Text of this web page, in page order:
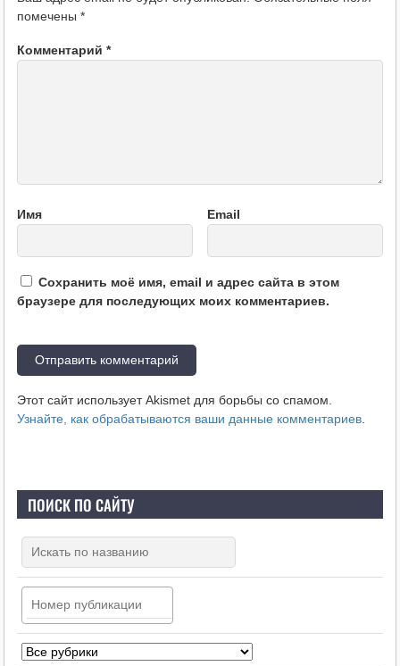
помечены *
Комментарий *
Имя Email
Сохранить моё имя, email и адрес сайта в этом
браузере для последующих моих комментариев.
Этот сайт использует Akismet для борьбы со спамом.
Узнайте, как обрабатываются ваши данные комментариев.
ПОИСК ПО САЙТУ